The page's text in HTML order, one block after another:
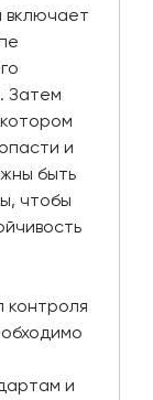
включает
Затем
и
быть
чтобы
контроля
и